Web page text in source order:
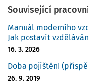
Související
Manuál moderního
Jak postavit
16. 3. 2026
Doba pojištění
26. 9. 2019